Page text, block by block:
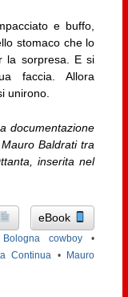
e buffo,
stomaco che lo
la sorpresa. E si
faccia. Allora
unirono.
documentazione
Baldrati tra
inserita nel
eBook
Bologna cowboy •
Continua • Mauro